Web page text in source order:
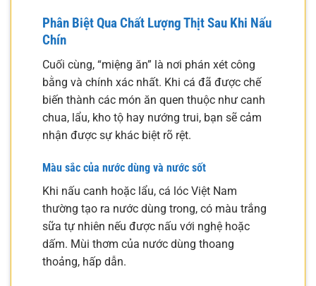
Phân Biệt Qua Chất Lượng Thịt Sau Khi Nấu
Chín
Cuối cùng, “miệng ăn” là nơi phán xét công
bằng và chính xác nhất. Khi cá đã được chế
biến thành các món ăn quen thuộc như canh
chua, lẩu, kho tộ hay nướng trui, bạn sẽ cảm
nhận được sự khác biệt rõ rệt.
Màu sắc của nước dùng và nước sốt
Khi nấu canh hoặc lẩu, cá lóc Việt Nam
thường tạo ra nước dùng trong, có màu trắng
sữa tự nhiên nếu được nấu với nghệ hoặc
dấm. Mùi thơm của nước dùng thoang
thoảng, hấp dẫn.